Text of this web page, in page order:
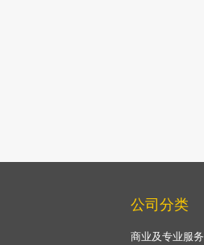
公司分类
商业及专业服务